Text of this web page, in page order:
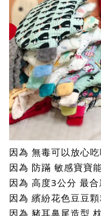
因為 無毒可以放心
因為 防蹣 敏感寶寶
因為 高度3公分 最
因為 繽紛花色豆豆
因為 豬耳鼻尾造型